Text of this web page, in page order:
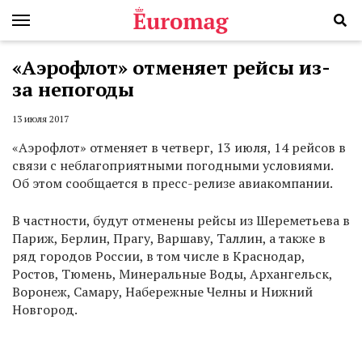
«Аэрофлот» отменяет рейсы из-
за непогоды
13 июля 2017
«Аэрофлот» отменяет в четверг, 13 июля, 14 рейсов в
связи с неблагоприятными погодными условиями.
Об этом сообщается в пресс-релизе авиакомпании.
В частности, будут отменены рейсы из Шереметьева в
Париж, Берлин, Прагу, Варшаву, Таллин, а также в
ряд городов России, в том числе в Краснодар,
Ростов, Тюмень, Минеральные Воды, Архангельск,
Воронеж, Самару, Набережные Челны и Нижний
Новгород.